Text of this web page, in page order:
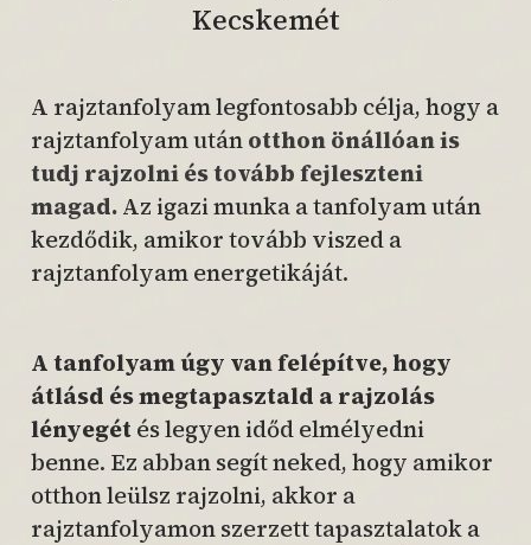
Kecskemét
A rajztanfolyam legfontosabb célja, hogy a
rajztanfolyam utánotthon önállóan is
tudj rajzolni és tovább fejleszteni
magad.Az igazi munka a tanfolyam után
kezdődik, amikor tovább viszed a
rajztanfolyam energetikáját.
A tanfolyam úgy van felépítve, hogy
átlásd és megtapasztald a rajzolás
lényegétés legyen időd elmélyedni
benne. Ez abban segít neked, hogy amikor
otthon leülsz rajzolni, akkor a
rajztanfolyamon szerzett tapasztalatok a